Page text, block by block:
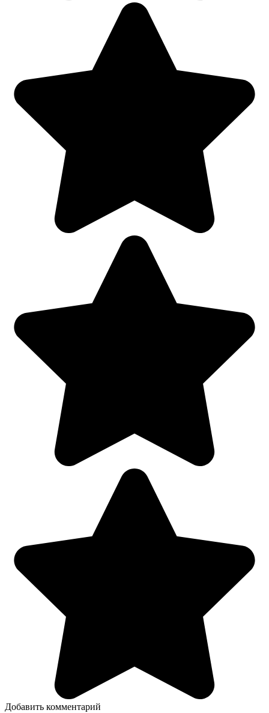
Добавить комментарий